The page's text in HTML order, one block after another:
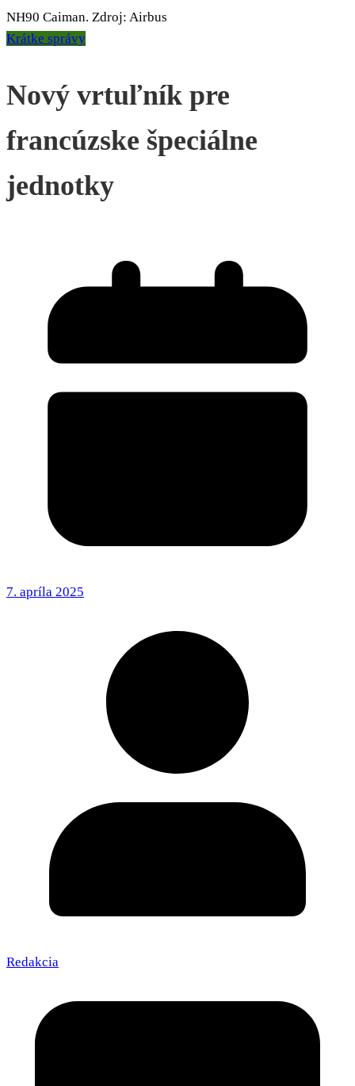
NH90 Caiman. Zdroj: Airbus
Krátke správy
Nový vrtuľník pre
francúzske špeciálne
jednotky
7. apríla 2025
Redakcia